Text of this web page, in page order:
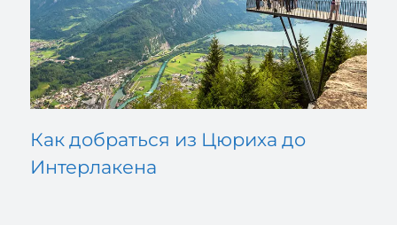
Как добраться из Цюриха до
Интерлакена